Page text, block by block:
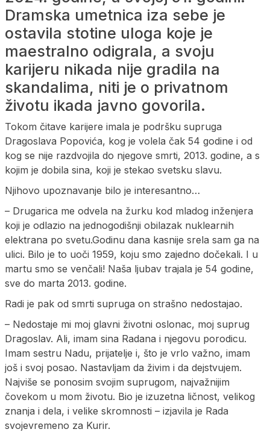
Dramska umetnica iza sebe je
ostavila stotine uloga koje je
maestralno odigrala, a svoju
karijeru nikada nije gradila na
skandalima, niti je o privatnom
životu ikada javno govorila.
Tokom čitave karijere imala je podršku supruga
Dragoslava Popovića, kog je volela čak 54 godine i od
kog se nije razdvojila do njegove smrti, 2013. godine, a s
kojim je dobila sina, koji je stekao svetsku slavu.
Njihovo upoznavanje bilo je interesantno…
– Drugarica me odvela na žurku kod mladog inženjera
koji je odlazio na jednogodišnji obilazak nuklearnih
elektrana po svetu.Godinu dana kasnije srela sam ga na
ulici. Bilo je to uoči 1959, koju smo zajedno dočekali. I u
martu smo se venčali! Naša ljubav trajala je 54 godine,
sve do marta 2013. godine.
Radi je pak od smrti supruga on strašno nedostajao.
– Nedostaje mi moj glavni životni oslonac, moj suprug
Dragoslav. Ali, imam sina Radana i njegovu porodicu.
Imam sestru Nadu, prijatelje i, što je vrlo važno, imam
još i svoj posao. Nastavljam da živim i da dejstvujem.
Najviše se ponosim svojim suprugom, najvažnijim
čovekom u mom životu. Bio je izuzetna ličnost, velikog
znanja i dela, i velike skromnosti – izjavila je Rada
svojevremeno za Kurir.